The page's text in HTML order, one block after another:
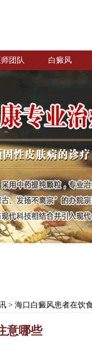
师团队 白癜风
> 海口白癜风患者在饮
意哪些